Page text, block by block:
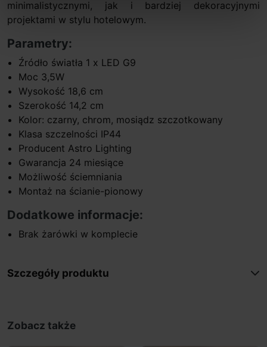
minimalistycznymi, jak i bardziej dekoracyjnymi
projektami w stylu hotelowym.
Parametry:
Źródło światła 1 x LED G9
Moc 3,5W
Wysokość 18,6 cm
Szerokość 14,2 cm
Kolor: czarny, chrom, mosiądz szczotkowany
Klasa szczelności IP44
Producent Astro Lighting
Gwarancja 24 miesiące
Możliwość ściemniania
Montaż na ścianie-pionowy
Dodatkowe informacje:
Brak żarówki w komplecie
Szczegóły produktu
Zobacz także